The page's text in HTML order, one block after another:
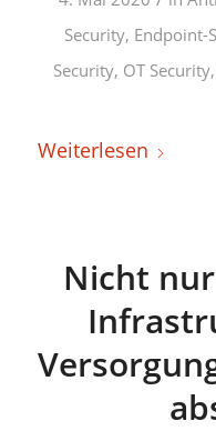
Security, Endpoint-
Security, OT Security,
Weiterlesen
Nicht